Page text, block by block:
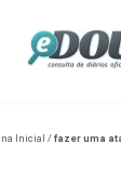
Inicial / fazer uma